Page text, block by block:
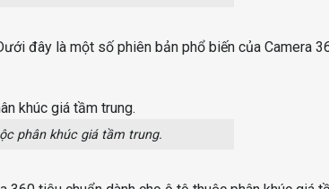
đây là một số phiên bản phổ biến của Camera
phân khúc giá tầm trung.